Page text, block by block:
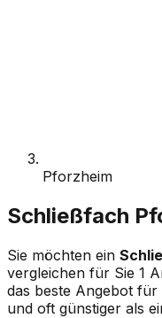
Pforzheim
Schließfach
Sie möchten ein
vergleichen für Sie 1
das beste Angebot
und oft günstiger als